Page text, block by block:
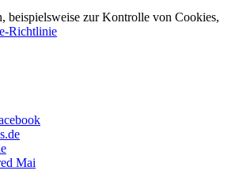
beispielsweise zur Kontrolle von Cookies,
Richtlinie
Mai